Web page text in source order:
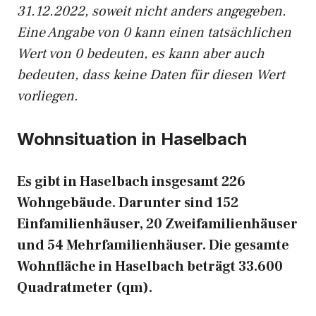
31.12.2022, soweit nicht anders angegeben.
Eine Angabe von 0 kann einen tatsächlichen
Wert von 0 bedeuten, es kann aber auch
bedeuten, dass keine Daten für diesen Wert
vorliegen.
Wohnsituation in Haselbach
Es gibt in Haselbach insgesamt 226
Wohngebäude. Darunter sind 152
Einfamilienhäuser, 20 Zweifamilienhäuser
und 54 Mehrfamilienhäuser. Die gesamte
Wohnfläche in Haselbach beträgt 33.600
Quadratmeter (qm).